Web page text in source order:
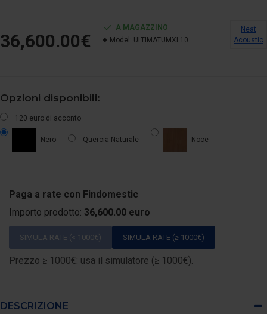
36,600.00€
A MAGAZZINO
Model: ULTIMATUMXL10
Neat
Acoustic
Opzioni disponibili:
120 euro di acconto
Nero Quercia Naturale Noce
Paga a rate con Findomestic
Importo prodotto: 36,600.00 euro
SIMULA RATE (< 1000€) SIMULA RATE (≥ 1000€)
Prezzo ≥ 1000€: usa il simulatore (≥ 1000€).
DESCRIZIONE